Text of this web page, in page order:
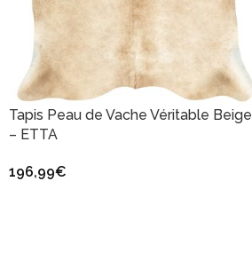
Tapis Peau de Vache Véritable Beige
– ETTA
196,99€